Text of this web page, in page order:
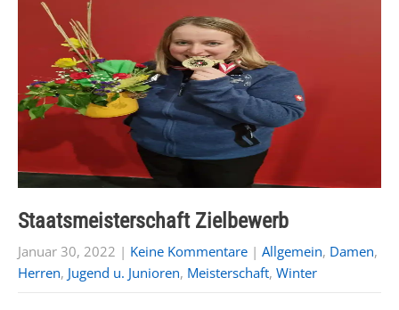
Staatsmeisterschaft Zielbewerb
Januar 30, 2022 | Keine Kommentare | Allgemein, Damen,
Herren, Jugend u. Junioren, Meisterschaft, Winter